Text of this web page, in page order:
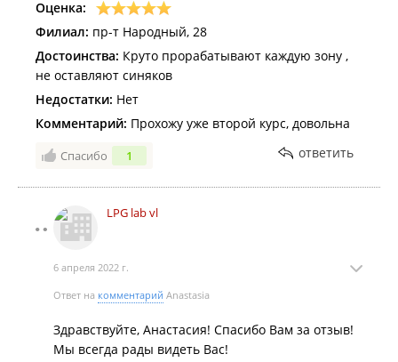
Оценка:
Филиал: пр-т Народный, 28
Достоинства: Круто прорабатывают каждую зону ,
не оставляют синяков
Недостатки: Нет
Комментарий: Прохожу уже второй курс, довольна
Спасибо 1 ответить
LPG lab vl
6 апреля 2022 г.
Ответ на комментарий Anastasia
Здравствуйте, Анастасия! Спасибо Вам за отзыв!
Мы всегда рады видеть Вас!